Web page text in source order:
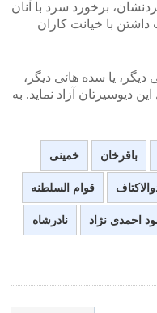
برخورد سرد با آنان
با خیانت کاران
دیگر، یا سده هائی دیگر،
دیوسیرتان آزاد نماید. به
باقرخان خمینی
قوام السلطنه
احمدی نژاد نادرشاه